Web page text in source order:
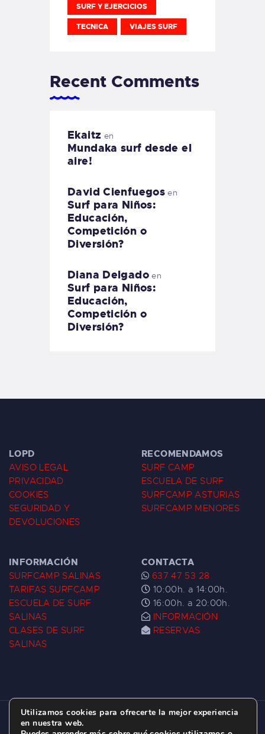
SURF Y EJERCICIOS
TECNICA VIAJES SURF
Recent Comments
Ekaitz en
Mundaka surf desde el
aire!
David Cienfuegos en
Surf para Niños:
Educación,
Competición o
Diversión?
Diana Delgadoen
Surf para Niños:
Educación,
Competición o
Diversión?
LOPD
AVISO LEGAL
PRIVACIDAD
COOKIES
SEGURIDAD Y
DEVOLUCIONES
RECOMENDAMOS
SURF CAMP
ESCUELA DE SURF
SURFCAMP ASTURIAS
SURFCAMP MENORES
INFORMACIÓN
SURFCAMP SALINAS
TARIFAS SURFCAMP
ESCUELA DE SURF
SALINAS
CLASES DE SURF
SALINAS
CONTACTA
637 47 53 28
10:00h. a 14:00h.
16:00h. a 20:00h.
INFORMACIÓN
RESERVAS
ESCUELA DE SURF LAS DUNAS ©
2026.
Utilizamos cookies para ofrecerte la mejor experiencia
en nuestra web.